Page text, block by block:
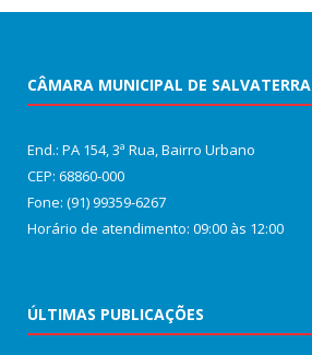
CÂMARA MUNICIPAL DE SALVATERRA
End.: PA 154, 3ª Rua, Bairro Urbano
CEP: 68860‑000
Fone: (91) 99359-6267
Horário de atendimento: 09:00 às 12:00
ÚLTIMAS PUBLICAÇÕES